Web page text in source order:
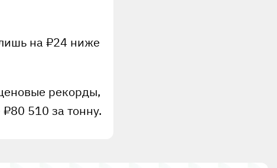
на ₽24 ниже
рекорды,
510 за тонну.